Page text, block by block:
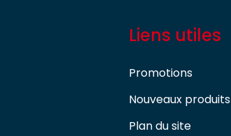
Liens utiles
Promotions
Nouveaux produits
Plan du site